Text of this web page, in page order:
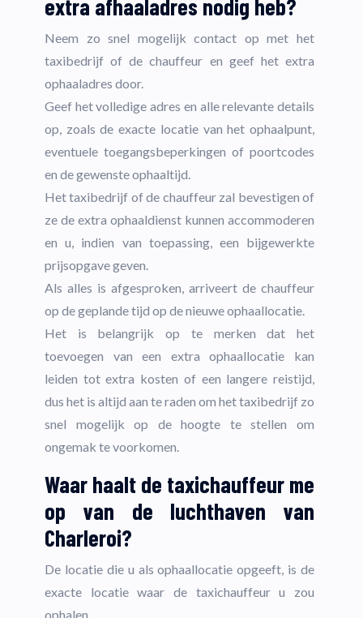
extra afhaaladres nodig heb?
Neem zo snel mogelijk contact op met het
taxibedrijf of de chauffeur en geef het extra
ophaaladres door.
Geef het volledige adres en alle relevante details
op, zoals de exacte locatie van het ophaalpunt,
eventuele toegangsbeperkingen of poortcodes
en de gewenste ophaaltijd.
Het taxibedrijf of de chauffeur zal bevestigen of
ze de extra ophaaldienst kunnen accommoderen
en u, indien van toepassing, een bijgewerkte
prijsopgave geven.
Als alles is afgesproken, arriveert de chauffeur
op de geplande tijd op de nieuwe ophaallocatie.
Het is belangrijk op te merken dat het
toevoegen van een extra ophaallocatie kan
leiden tot extra kosten of een langere reistijd,
dus het is altijd aan te raden om het taxibedrijf zo
snel mogelijk op de hoogte te stellen om
ongemak te voorkomen.
Waar haalt de taxichauffeur me
op van de luchthaven van
Charleroi?
De locatie die u als ophaallocatie opgeeft, is de
exacte locatie waar de taxichauffeur u zou
ophalen.